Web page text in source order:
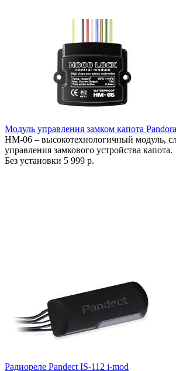
Модуль управления замком капота
HM-06 – высокотехнологичный модуль,
управления замкового устройства капота.
Без установки 5 999 р.
Радиореле Pandect IS-112 i-mod